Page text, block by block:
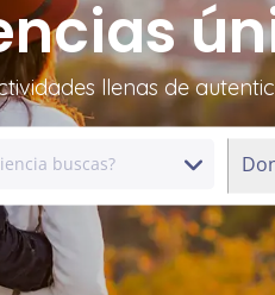
llenas de